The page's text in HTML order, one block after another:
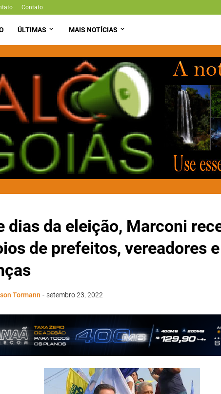
Contato
ÚLTIMAS MAIS NOTÍCIAS
dias da eleição, Marconi
de prefeitos, vereadores e
Tormann - setembro 23, 2022